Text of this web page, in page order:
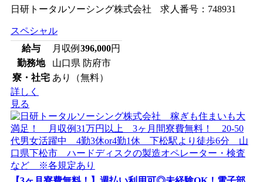
日研トータルソーシング株式会社 求人番号：748931
スペシャル
給与
月収例 396,000円
勤務地
山口県 防府市
寮・社宅 あり（無料）
詳しく
見る